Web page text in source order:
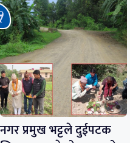
नगर प्रमुख भट्टले दुईपटक